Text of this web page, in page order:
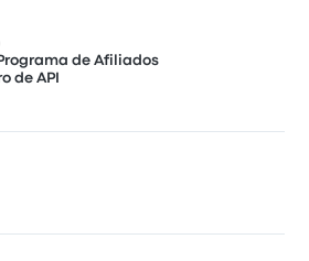
de Afiliados
de API